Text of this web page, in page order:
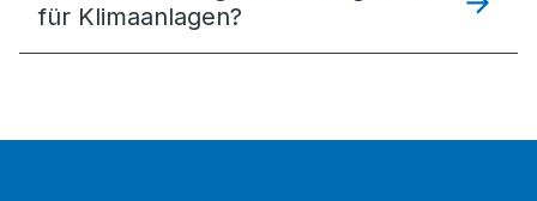
für Klimaanlagen?